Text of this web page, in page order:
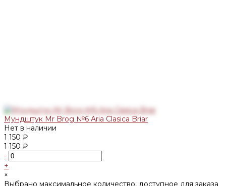
Мундштук Mr Brog №6 Aria Clasica Briar
Нет в наличии
1 150 ₽
1 150 ₽
-
+
×
Выбрано максимальное количество, доступное для заказа